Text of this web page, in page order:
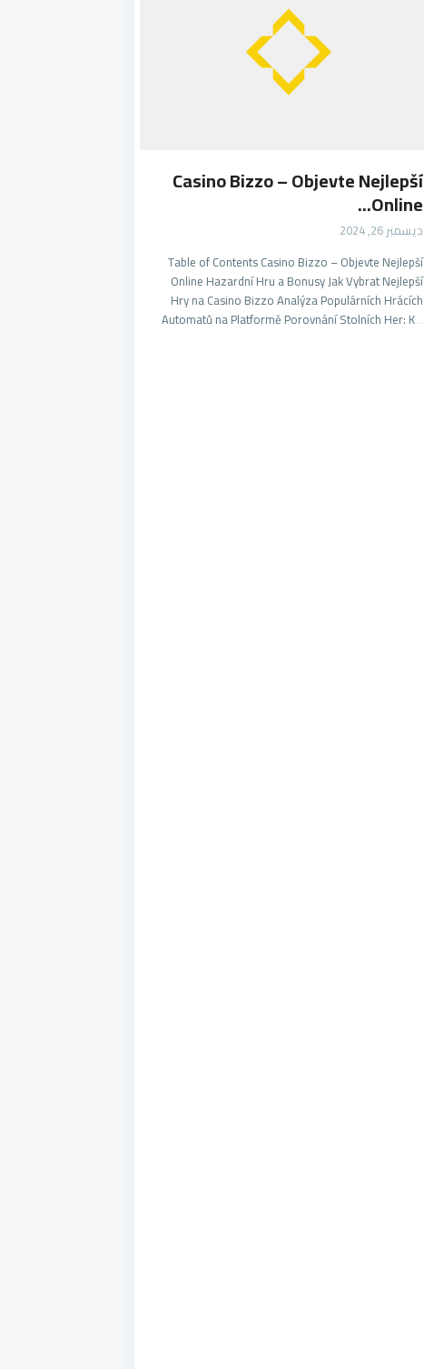
Casino Bizzo – Objevte Nejlepší
Online...
ديسمبر 26, 2024
Table of Contents Casino Bizzo – Objevte Nejlepší
Online Hazardní Hru a Bonusy Jak Vybrat Nejlepší
Hry na Casino Bizzo Analýza Populárních Hrácích
Automatů na Platformě Porovnání Stolních Her: K...